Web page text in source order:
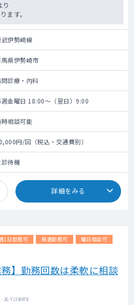
ます。
武伊勢崎線
県伊勢崎市
診療・内科
週金曜日 18:00～（翌日）9:00
時相談可能
円/回（税込・交通費別）
待機
詳細をみる
1日勤務可 隔週勤務可
曜日相談可
】勤務回数は柔軟に相談
26-TJ330978